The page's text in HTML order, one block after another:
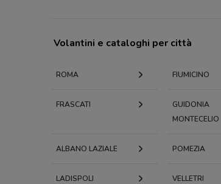
Volantini e cataloghi per città
ROMA FIUMICINO
FRASCATI
GUIDONIA
MONTECELIO
ALBANO LAZIALE POMEZIA
LADISPOLI VELLETRI